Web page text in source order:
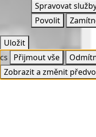
Spravovat
Povolit
Uložit
cs
Přijmout vše
Zobrazit a změnit